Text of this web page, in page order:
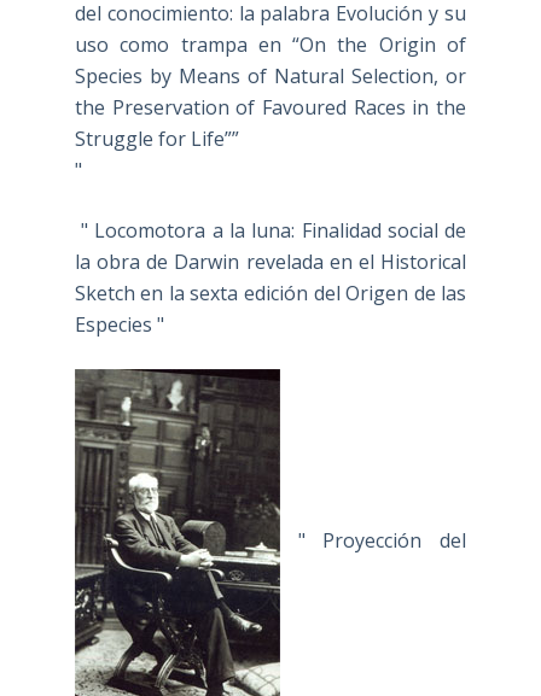
del conocimiento: la palabra Evolución y su
uso como trampa en “On the Origin of
Species by Means of Natural Selection, or
the Preservation of Favoured Races in the
Struggle for Life””
"
" Locomotora a la luna: Finalidad social de
la obra de Darwin revelada en el Historical
Sketch en la sexta edición del Origen de las
Especies "
" Proyección del